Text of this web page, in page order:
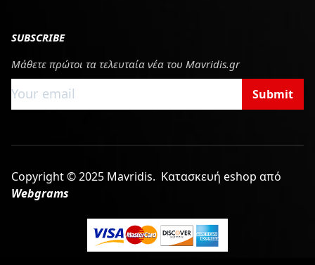
SUBSCRIBE
Μάθετε πρώτοι τα τελευταία νέα του Mavridis.gr
Submit
Copyright © 2025 Mavridis. Κατασκευή eshop από
Webgrams